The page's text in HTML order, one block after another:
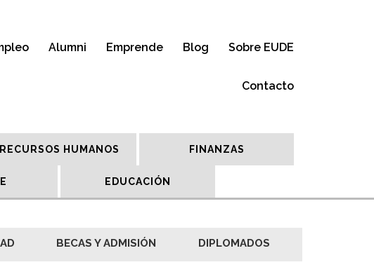
Alumni Emprende Blog Sobre EUDE
Contacto
RECURSOS HUMANOS FINANZAS
EDUCACIÓN
BECAS Y ADMISIÓN DIPLOMADOS